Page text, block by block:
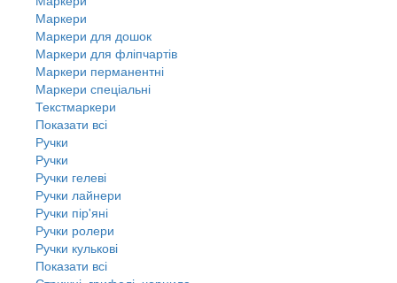
Маркери
Маркери для дошок
Маркери для фліпчартів
Маркери перманентні
Маркери спеціальні
Текстмаркери
Показати всі
Ручки
Ручки
Ручки гелеві
Ручки лайнери
Ручки пір'яні
Ручки ролери
Ручки кулькові
Показати всі